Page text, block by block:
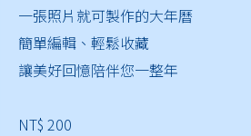
一張照片就可製作的大年曆
簡單編輯、輕鬆收藏
讓美好回憶陪伴您一整年
NT$ 200